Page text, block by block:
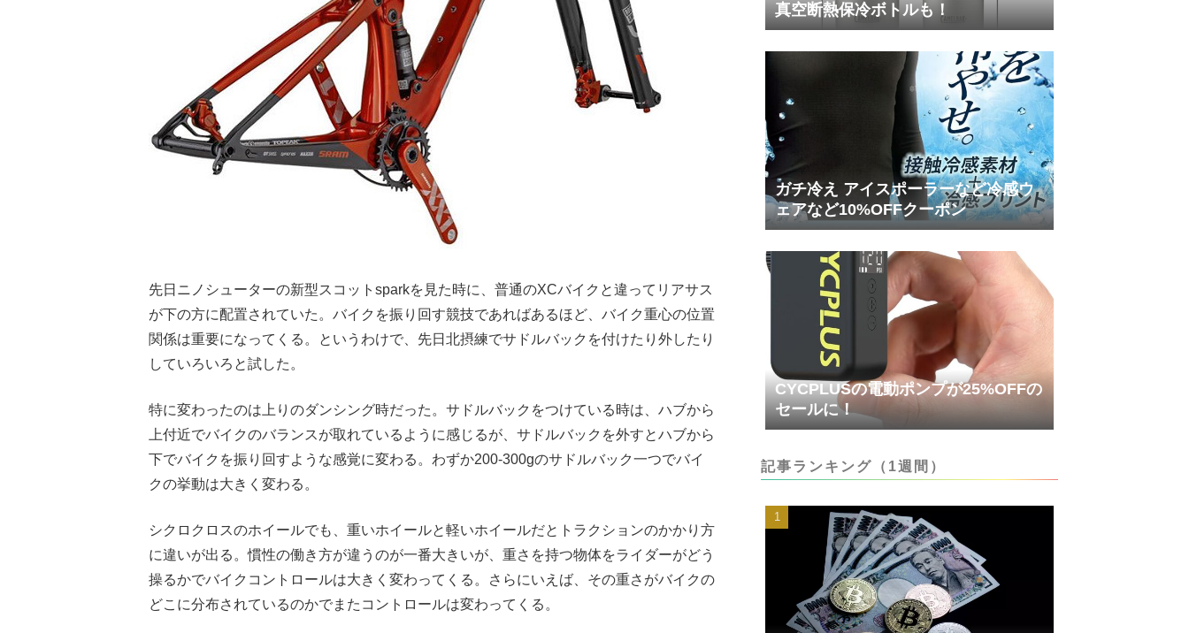
先日ニノシューターの新型スコットsparkを見た時に、普通のXCバイクと違ってリアサス
が下の方に配置されていた。バイクを振り回す競技であればあるほど、バイク重心の位置
関係は重要になってくる。というわけで、先日北摂練でサドルバックを付けたり外したり
していろいろと試した。
特に変わったのは上りのダンシング時だった。サドルバックをつけている時は、ハブから
上付近でバイクのバランスが取れているように感じるが、サドルバックを外すとハブから
下でバイクを振り回すような感覚に変わる。わずか200-300gのサドルバック一つでバイ
クの挙動は大きく変わる。
シクロクロスのホイールでも、重いホイールと軽いホイールだとトラクションのかかり方
に違いが出る。慣性の働き方が違うのが一番大きいが、重さを持つ物体をライダーがどう
操るかでバイクコントロールは大きく変わってくる。さらにいえば、その重さがバイクの
どこに分布されているのかでまたコントロールは変わってくる。
真空断熱保冷ボトルも！
ガチ冷え アイスポーラーなど冷感ウ
ェアなど10%OFFクーポン
CYCPLUSの電動ポンプが25%OFFの
セールに！
記事ランキング（1週間）